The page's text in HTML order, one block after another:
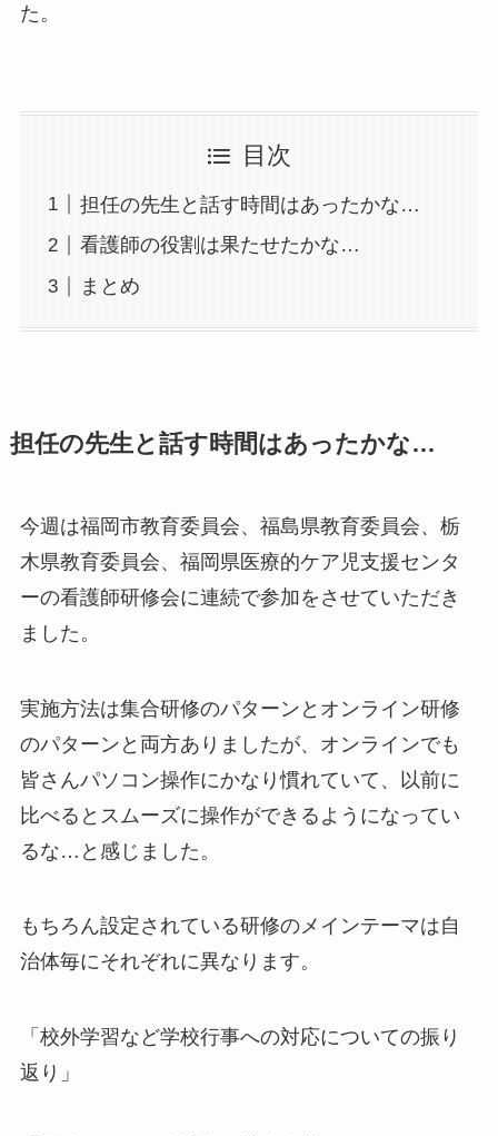
た。
目次
担任の先生と話す時間はあったかな…
看護師の役割は果たせたかな…
まとめ
担任の先生と話す時間はあったかな…
今週は福岡市教育委員会、福島県教育委員会、栃
木県教育委員会、福岡県医療的ケア児支援センタ
ーの看護師研修会に連続で参加をさせていただき
ました。
実施方法は集合研修のパターンとオンライン研修
のパターンと両方ありましたが、オンラインでも
皆さんパソコン操作にかなり慣れていて、以前に
比べるとスムーズに操作ができるようになってい
るな…と感じました。
もちろん設定されている研修のメインテーマは自
治体毎にそれぞれに異なります。
「校外学習など学校行事への対応についての振り
返り」